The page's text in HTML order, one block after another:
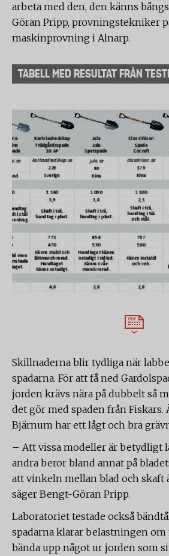
arbeta med den, den känns
Göran Pripp, provningstekniker
maskinprovning i Alnarp.
TABELL MED RESULTAT FRÅN
Skillnaderna blir tydliga när
spadarna. För att få ned
jorden krävs nära på dubbelt så
det gör med spaden från
Bjärnum har ett lågt och bra
– Att vissa modeller är betydligt
andra beror bland annat på
att vinkeln mellan blad och skaft
säger Bengt-Göran Pripp.
Laboratoriet testade också
spadarna klarar belastningen
bända upp något ur jorden som